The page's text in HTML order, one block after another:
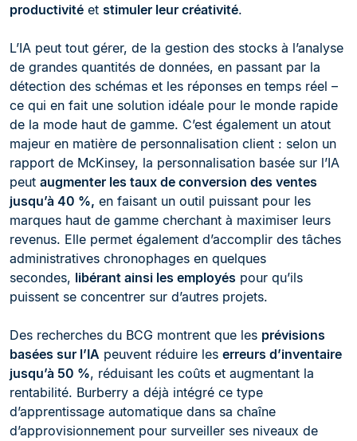
productivité et stimuler leur créativité.
L’IA peut tout gérer, de la gestion des stocks à l’analyse
de grandes quantités de données, en passant par la
détection des schémas et les réponses en temps réel –
ce qui en fait une solution idéale pour le monde rapide
de la mode haut de gamme. C’est également un atout
majeur en matière de personnalisation client : selon un
rapport de McKinsey, la personnalisation basée sur l’IA
peut augmenter les taux de conversion des ventes
jusqu’à 40 %, en faisant un outil puissant pour les
marques haut de gamme cherchant à maximiser leurs
revenus. Elle permet également d’accomplir des tâches
administratives chronophages en quelques
secondes, libérant ainsi les employés pour qu’ils
puissent se concentrer sur d’autres projets.
Des recherches du BCG montrent que les prévisions
basées sur l’IA peuvent réduire les erreurs d’inventaire
jusqu’à 50 %, réduisant les coûts et augmentant la
rentabilité. Burberry a déjà intégré ce type
d’apprentissage automatique dans sa chaîne
d’approvisionnement pour surveiller ses niveaux de